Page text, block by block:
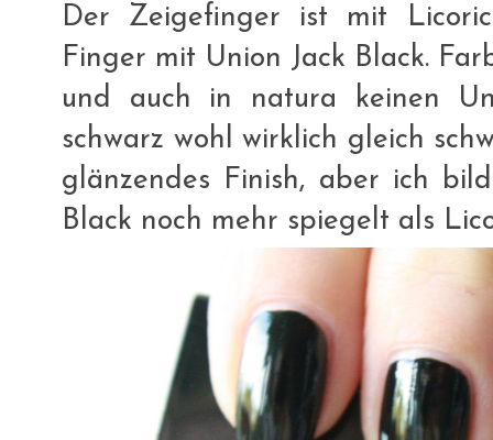
Der Zeigefinger ist mit
Finger mit Union Jack Black.
und auch in natura keinen
schwarz wohl wirklich gleich
glänzendes Finish, aber ich
Black noch mehr spiegelt als